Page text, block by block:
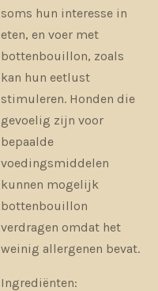
soms hun interesse in
eten, en voer met
bottenbouillon, zoals
kan hun eetlust
stimuleren. Honden die
gevoelig zijn voor
bepaalde
voedingsmiddelen
kunnen mogelijk
bottenbouillon
verdragen omdat het
weinig allergenen bevat.
Ingrediënten: